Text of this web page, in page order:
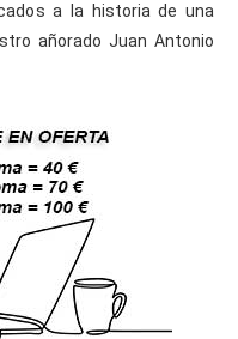
a la historia de una
añorado Juan Antonio